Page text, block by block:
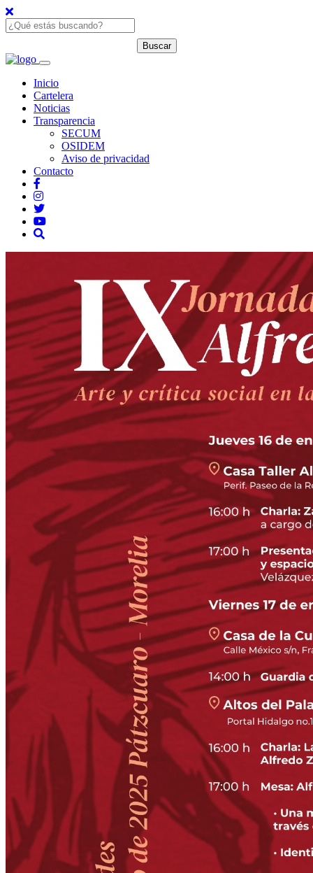
Inicio
Cartelera
Noticias
Transparencia
SECUM
OSIDEM
Aviso de privacidad
Contacto